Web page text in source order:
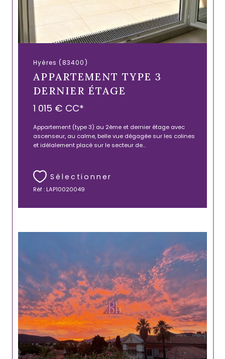
Hyères (83400)
APPARTEMENT TYPE 3
DERNIER ÉTAGE
1 015 € CC*
Appartement (type 3) au 2ème et dernier étage avec
ascenseur, au calme, belle vue dégagée sur les colines
et idélalement placé sur le secteur de...
Sélectionner
Réf : LAP10020049